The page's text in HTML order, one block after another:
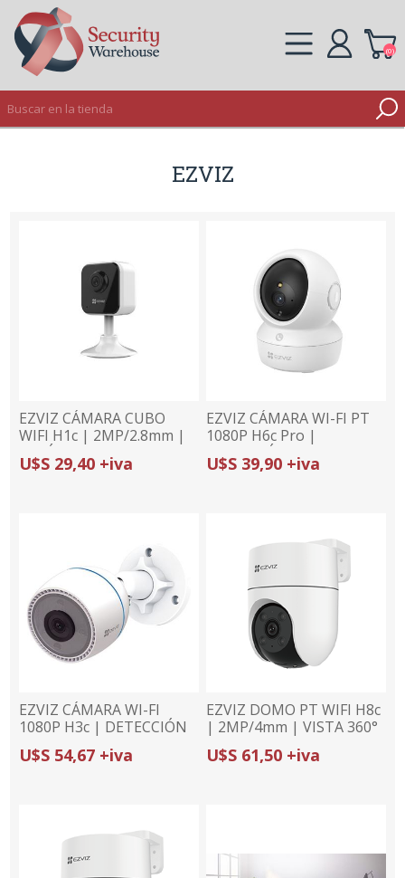
(0)
EZVIZ
EZVIZ CÁMARA CUBO
WIFI H1c | 2MP/2.8mm |
VISIÓN 108° | BASE
MAGNÉTICA
U$S 29,40 +iva
EZVIZ CÁMARA WI-FI PT
1080P H6c Pro |
DETECCIÓN Y
SEGUIMIENTO DE
U$S 39,90 +iva
EZVIZ CÁMARA WI-FI
1080P H3c | DETECCIÓN
DE HUMANOS POR IA |
VISIÓN NOCTURNA 30M
U$S 54,67 +iva
EZVIZ DOMO PT WIFI H8c
| 2MP/4mm | VISTA 360°
| DEFENSA ACTIVA
U$S 61,50 +iva